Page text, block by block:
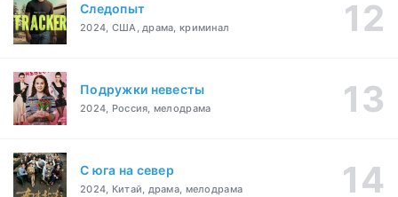
Следопыт
2024, США, драма, криминал
Подружки невесты
2024, Россия, мелодрама
С юга на север
2024, Китай, драма, мелодрама